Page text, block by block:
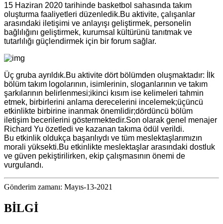
15 Haziran 2020 tarihinde basketbol sahasında takım
oluşturma faaliyetleri düzenledik.Bu aktivite, çalışanlar
arasındaki iletişimi ve anlayışı geliştirmek, personelin
bağlılığını geliştirmek, kurumsal kültürünü tanıtmak ve
tutarlılığı güçlendirmek için bir forum sağlar.
Üç gruba ayrıldık.Bu aktivite dört bölümden oluşmaktadır: İlk
bölüm takım logolarının, isimlerinin, sloganlarının ve takım
şarkılarının belirlenmesi;ikinci kısım ise kelimeleri tahmin
etmek, birbirlerini anlama derecelerini incelemek;üçüncü
etkinlikte birbirine inanmak önemlidir;dördüncü bölüm
iletişim becerilerini göstermektedir.Son olarak genel menajer
Richard Yu özetledi ve kazanan takıma ödül verildi.
Bu etkinlik oldukça başarılıydı ve tüm meslektaşlarımızın
morali yüksekti.Bu etkinlikte meslektaşlar arasındaki dostluk
ve güven pekiştirilirken, ekip çalışmasının önemi de
vurgulandı.
Gönderim zamanı: Mayıs-13-2021
BİLGİ